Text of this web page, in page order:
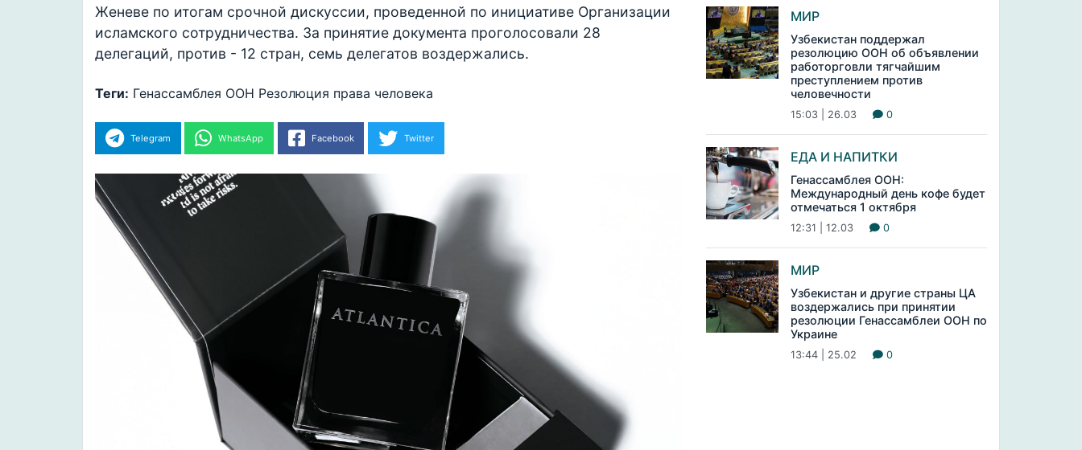
Женеве по итогам срочной дискуссии, проведенной по инициативе Организации
исламского сотрудничества. За принятие документа проголосовали 28
делегаций, против - 12 стран, семь делегатов воздержались.
Теги: Генассамблея ООН Резолюция права человека
Telegram WhatsApp Facebook Twitter
МИР
Узбекистан поддержал
резолюцию ООН об объявлении
работорговли тягчайшим
преступлением против
человечности
15:03 | 26.03 0
ЕДА И НАПИТКИ
Генассамблея ООН:
Международный день кофе будет
отмечаться 1 октября
12:31 | 12.03 0
МИР
Узбекистан и другие страны ЦА
воздержались при принятии
резолюции Генассамблеи ООН по
Украине
13:44 | 25.02 0